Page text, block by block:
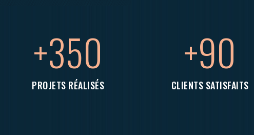
+350
PROJETS RÉALISÉS
+90
CLIENTS SATISFAITS